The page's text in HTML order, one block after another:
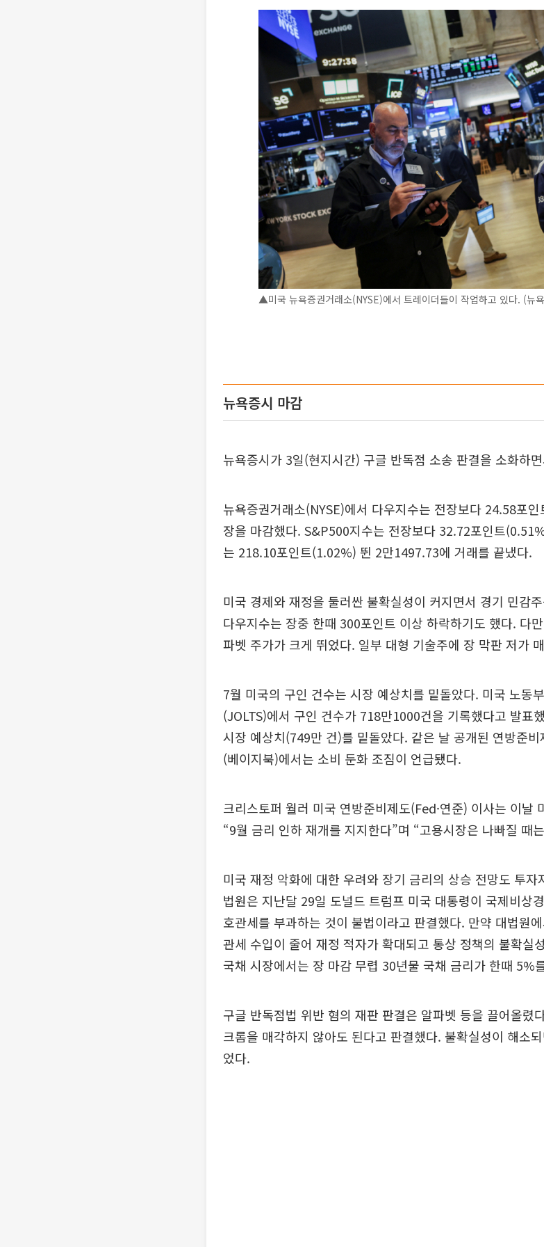
▲미국 뉴욕증권거래소(NYSE)에서 트레이더들이 작업하고 있다. (뉴
뉴욕증시 마감
뉴욕증시가 3일(현지시간) 구글 반독점 소송 판결을 소화하
뉴욕증권거래소(NYSE)에서 다우지수는 전장보다 24.58포
장을 마감했다. S&P500지수는 전장보다 32.72포인트
는 218.10포인트(1.02%) 뛴 2만1497.73에 거래를 끝냈다.
미국 경제와 재정을 둘러싼 불확실성이 커지면서 경기 민감
다우지수는 장중 한때 300포인트 이상 하락하기도 했다. 다
파벳 주가가 크게 뛰었다. 일부 대형 기술주에 장 막판 저가
7월 미국의 구인 건수는 시장 예상치를 밑돌았다. 미국 노동
(JOLTS)에서 구인 건수가 718만1000건을 기록했다고 발표
시장 예상치(749만 건)를 밑돌았다. 같은 날 공개된 연방준
(베이지북)에서는 소비 둔화 조짐이 언급됐다.
크리스토퍼 월러 미국 연방준비제도(Fed·연준) 이사는 이날
“9월 금리 인하 재개를 지지한다”며 “고용시장은 나빠질 때
미국 재정 악화에 대한 우려와 장기 금리의 상승 전망도 투
법원은 지난달 29일 도널드 트럼프 미국 대통령이 국제비상
호관세를 부과하는 것이 불법이라고 판결했다. 만약 대법원
관세 수입이 줄어 재정 적자가 확대되고 통상 정책의 불확실
국채 시장에서는 장 마감 무렵 30년물 국채 금리가 한때 5%
구글 반독점법 위반 혐의 재판 판결은 알파벳 등을 끌어올렸
크롬을 매각하지 않아도 된다고 판결했다. 불확실성이 해소
었다.